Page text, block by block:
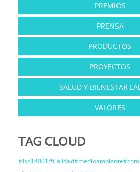
PREMIOS
PRENSA
PRODUCTOS
PROYECTOS
SALUD Y BIENESTAR
VALORES
TAG CLOUD